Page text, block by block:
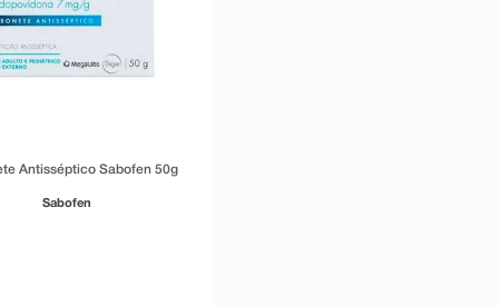
Antisséptico Sabofen 50g
Sabofen